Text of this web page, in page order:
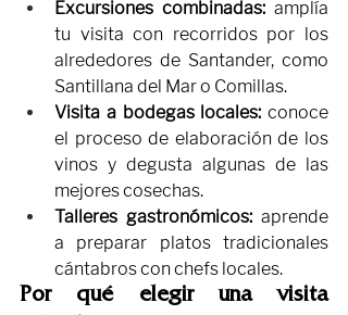
Excursiones combinadas: amplía
tu visita con recorridos por los
alrededores de Santander, como
Santillana del Mar o Comillas.
Visita a bodegas locales: conoce
el proceso de elaboración de los
vinos y degusta algunas de las
mejores cosechas.
Talleres gastronómicos: aprende
a preparar platos tradicionales
cántabros con chefs locales.
Por qué elegir una visita